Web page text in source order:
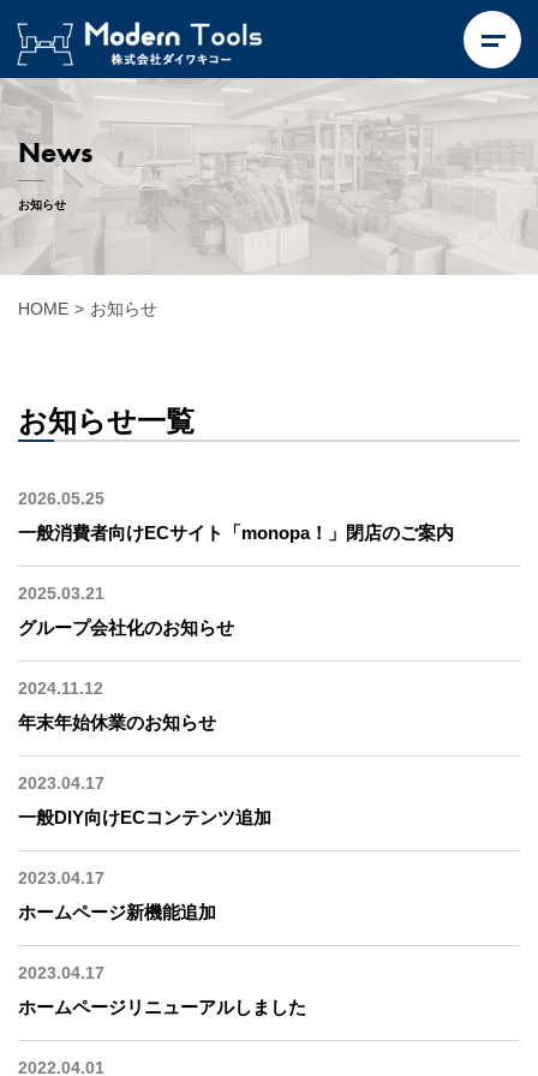
News
お知らせ
HOME > お知らせ
お知らせ一覧
2026.05.25
一般消費者向けECサイト「monopa！」閉店のご案内
2025.03.21
グループ会社化のお知らせ
2024.11.12
年末年始休業のお知らせ
2023.04.17
一般DIY向けECコンテンツ追加
2023.04.17
ホームページ新機能追加
2023.04.17
ホームページリニューアルしました
2022.04.01